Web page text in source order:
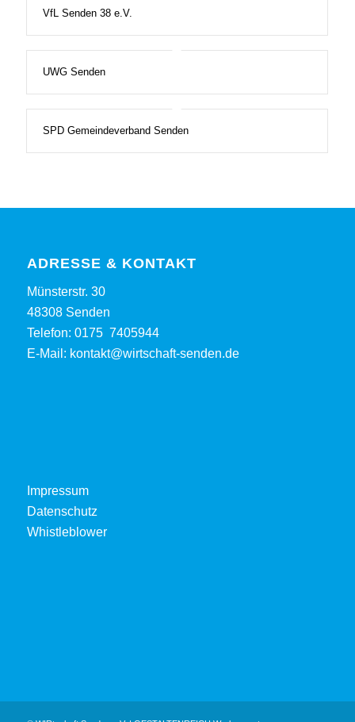
VfL Senden 38 e.V.
UWG Senden
SPD Gemeindeverband Senden
ADRESSE & KONTAKT
Münsterstr. 30
48308 Senden
Telefon: 0175 7405944
E-Mail: kontakt@wirtschaft-senden.de
Impressum
Datenschutz
Whistleblower